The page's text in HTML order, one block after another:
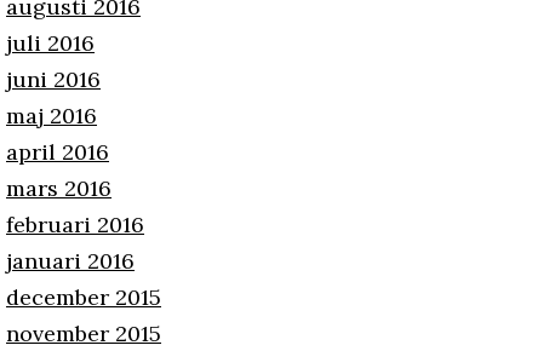
augusti 2016
juli 2016
juni 2016
maj 2016
april 2016
mars 2016
februari 2016
januari 2016
december 2015
november 2015